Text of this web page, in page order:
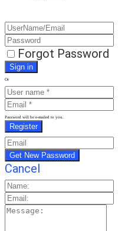
Forgot Password
Or
Password will be e-mailed to you.
Cancel